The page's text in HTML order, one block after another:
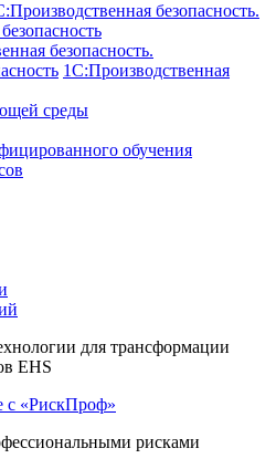
безопасность.
безопасность.
1C:Производственная
среды
обучения
для трансформации
EHS
с «РискПроф»
рисками